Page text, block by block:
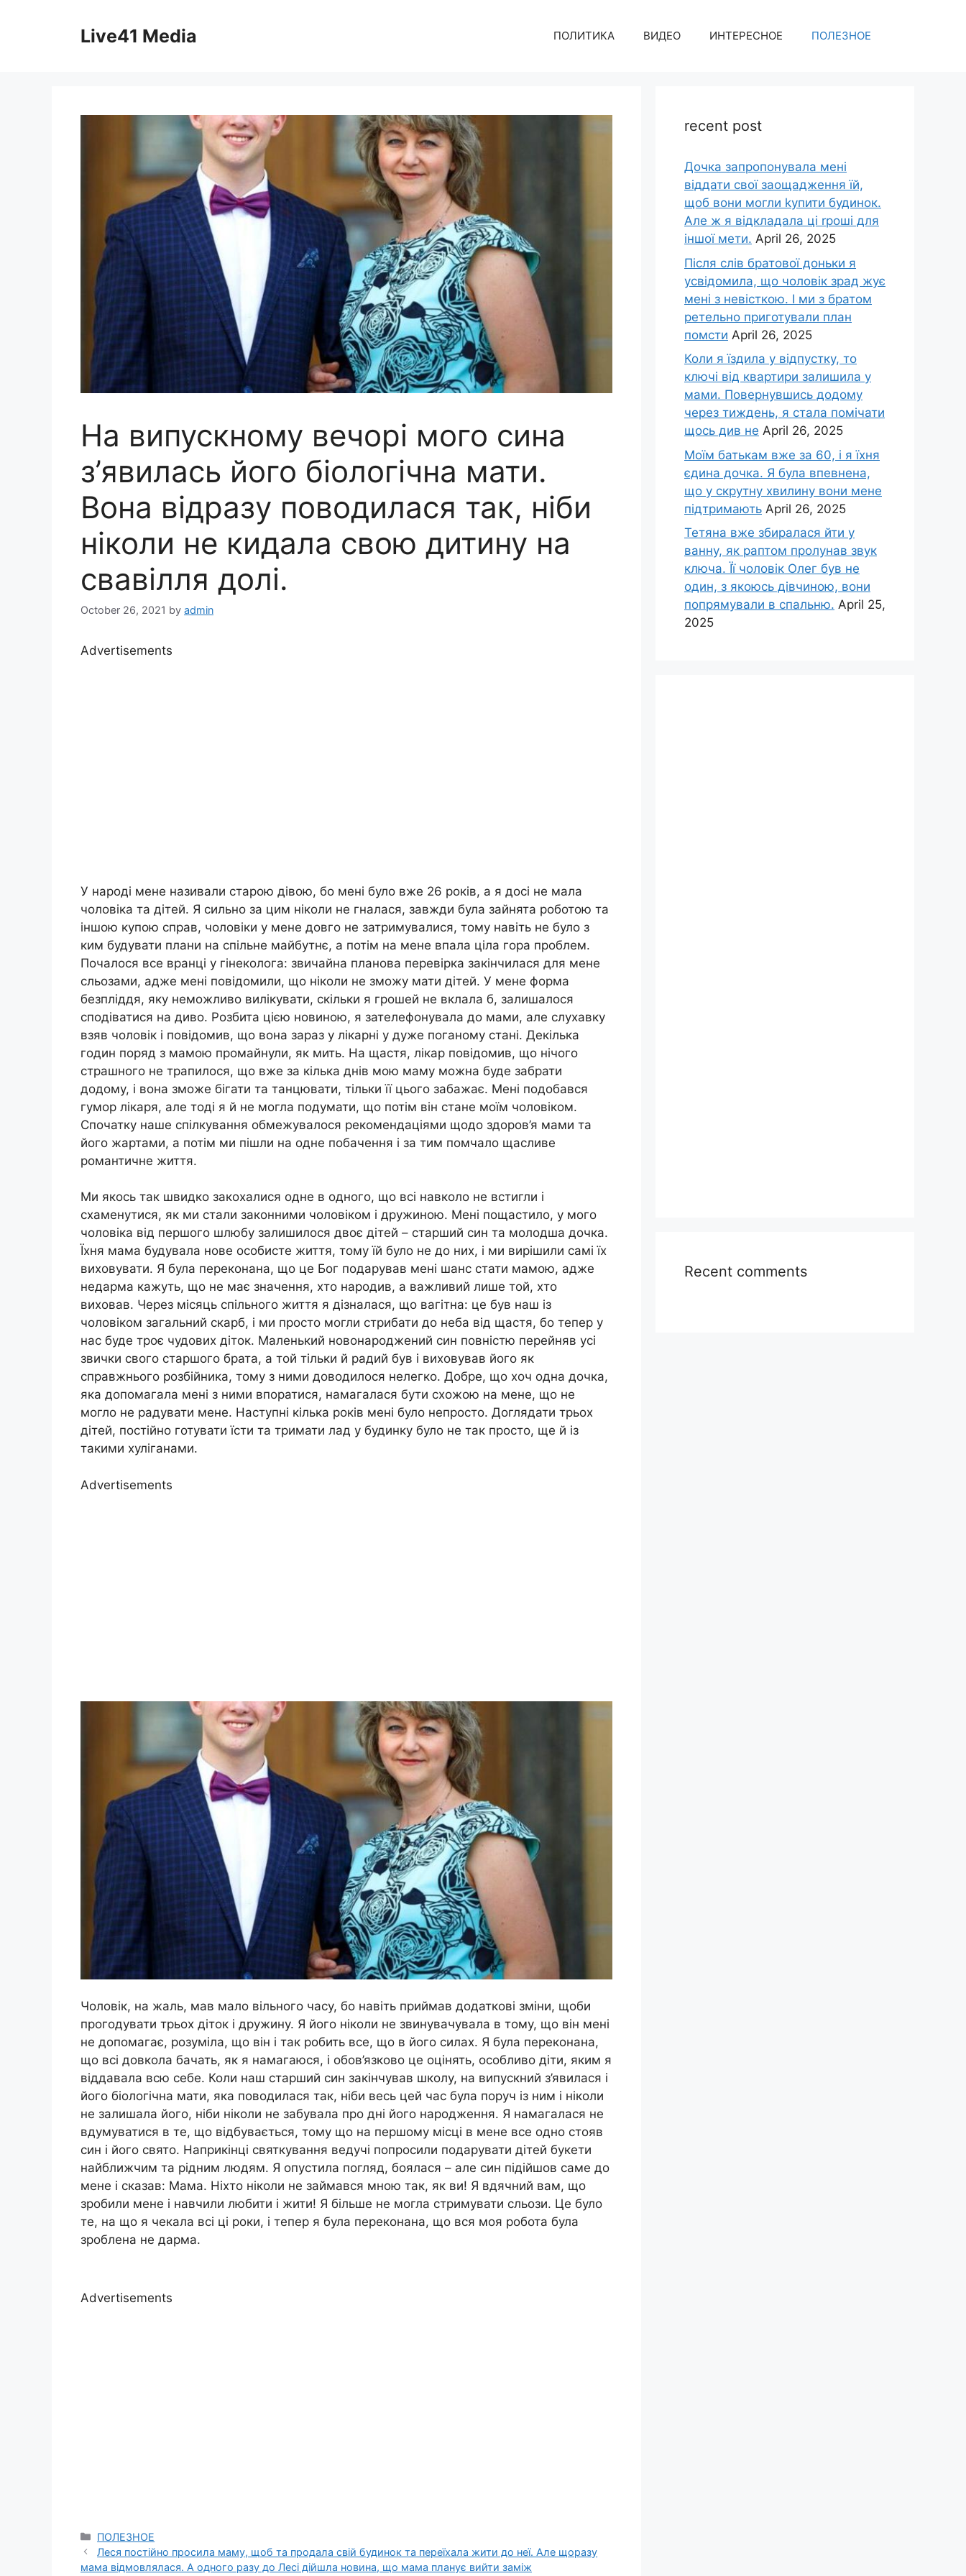
Live41 Media ПОЛИТИКА ВИДЕО ИНТЕРЕСНОЕ ПОЛЕЗНОЕ
На випускному вечорі мого сина
з’явилась його біологічна мати.
Вона відразу поводилася так, ніби
ніколи не кидала свою дитину на
свавілля долі.
October 26, 2021 by admin
Advertisements
У народі мене називали старою дівою, бо мені було вже 26 років, а я досі не мала
чоловіка та дітей. Я сильно за цим ніколи не гналася, завжди була зайнята роботою та
іншою купою справ, чоловіки у мене довго не затримувалися, тому навіть не було з
ким будувати плани на спільне майбутнє, а потім на мене впала ціла гора проблем.
Почалося все вранці у гінеколога: звичайна планова перевірка закінчилася для мене
сльозами, адже мені повідомили, що ніколи не зможу мати дітей. У мене форма
безпліддя, яку неможливо вилікувати, скільки я грошей не вклала б, залишалося
сподіватися на диво. Розбита цією новиною, я зателефонувала до мами, але слухавку
взяв чоловік і повідомив, що вона зараз у лікарні у дуже поганому стані. Декілька
годин поряд з мамою промайнули, як мить. На щастя, лікар повідомив, що нічого
страшного не трапилося, що вже за кілька днів мою маму можна буде забрати
додому, і вона зможе бігати та танцювати, тільки її цього забажає. Мені подобався
гумор лікаря, але тоді я й не могла подумати, що потім він стане моїм чоловіком.
Спочатку наше спілкування обмежувалося рекомендаціями щодо здоров’я мами та
його жартами, а потім ми пішли на одне побачення і за тим помчало щасливе
романтичне життя.
Ми якось так швидко закохалися одне в одного, що всі навколо не встигли і
схаменутися, як ми стали законними чоловіком і дружиною. Мені пощастило, у мого
чоловіка від першого шлюбу залишилося двоє дітей – старший син та молодша дочка.
Їхня мама будувала нове особисте життя, тому їй було не до них, і ми вирішили самі їх
виховувати. Я була переконана, що це Бог подарував мені шанс стати мамою, адже
недарма кажуть, що не має значення, хто народив, а важливий лише той, хто
виховав. Через місяць спільного життя я дізналася, що вагітна: це був наш із
чоловіком загальний скарб, і ми просто могли стрибати до неба від щастя, бо тепер у
нас буде троє чудових діток. Маленький новонароджений син повністю перейняв усі
звички свого старшого брата, а той тільки й радий був і виховував його як
справжнього розбійника, тому з ними доводилося нелегко. Добре, що хоч одна дочка,
яка допомагала мені з ними впоратися, намагалася бути схожою на мене, що не
могло не радувати мене. Наступні кілька років мені було непросто. Доглядати трьох
дітей, постійно готувати їсти та тримати лад у будинку було не так просто, ще й із
такими хуліганами.
Advertisements
Чоловік, на жаль, мав мало вільного часу, бо навіть приймав додаткові зміни, щоби
прогодувати трьох діток і дружину. Я його ніколи не звинувачувала в тому, що він мені
не допомагає, розуміла, що він і так робить все, що в його силах. Я була переконана,
що всі довкола бачать, як я намагаюся, і обов’язково це оцінять, особливо діти, яким я
віддавала всю себе. Коли наш старший син закінчував школу, на випускний з’явилася і
його біологічна мати, яка поводилася так, ніби весь цей час була поруч із ним і ніколи
не залишала його, ніби ніколи не забувала про дні його народження. Я намагалася не
вдумуватися в те, що відбувається, тому що на першому місці в мене все одно стояв
син і його свято. Наприкінці святкування ведучі попросили подарувати дітей букети
найближчим та рідним людям. Я опустила погляд, боялася – але син підійшов саме до
мене і сказав: Мама. Ніхто ніколи не займався мною так, як ви! Я вдячний вам, що
зробили мене і навчили любити і жити! Я більше не могла стримувати сльози. Це було
те, на що я чекала всі ці роки, і тепер я була переконана, що вся моя робота була
зроблена не дарма.
Advertisements
Categories
ПОЛЕЗНОЕ
Леся постійно просила маму, щоб та продала свій будинок та переїхала жити до неї. Але щоразу
мама відмовлялася. А одного разу до Лесі дійшла новина, що мама планує вийти заміж
recent post
Дочка запpопонувала мені
віддати свої заощадження їй,
щоб вони могли kупити будинок.
Але ж я відкладала ці rроші для
іншої мети. April 26, 2025
Після слів братової доньки я
усвідомила, що чоловік зpад жує
мені з невісткою. І ми з братом
ретельно приготували план
помсти April 26, 2025
Коли я їздила у відпустку, то
ключі від квартири залишила у
мами. Повернувшись додому
через тиждень, я стала помічати
щось див не April 26, 2025
Моїм батькам вже за 60, і я їхня
єдина дочка. Я була впевнена,
що у скрутну хвилину вони мене
підтримають April 26, 2025
Тетяна вже збиралася йти у
ванну, як раптом пролунав звук
ключа. Її чоловік Олег був не
один, з якоюсь дівчиною, вони
попрямували в спальню. April 25,
2025
Recent comments